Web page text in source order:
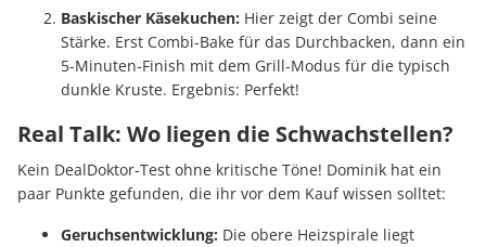
Baskischer Käsekuchen: Hier zeigt der Combi seine
Stärke. Erst Combi-Bake für das Durchbacken, dann ein
5-Minuten-Finish mit dem Grill-Modus für die typisch
dunkle Kruste. Ergebnis: Perfekt!
Real Talk: Wo liegen die Schwachstellen?
Kein DealDoktor-Test ohne kritische Töne! Dominik hat ein
paar Punkte gefunden, die ihr vor dem Kauf wissen solltet:
Geruchsentwicklung: Die obere Heizspirale liegt